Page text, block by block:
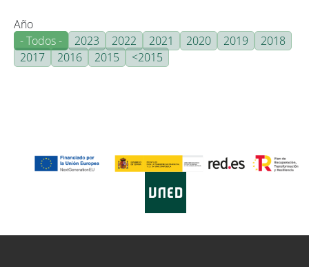
Año
- Todos -
2023 2022 2021 2020 2019
2018
2017
2016 2015 <2015